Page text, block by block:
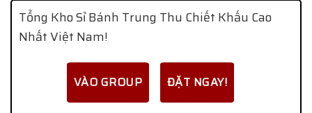
Tổng Kho Sỉ Bánh Trung Thu Chiết Khấu Cao
Nhất Việt Nam!
VÀO GROUP ĐẶT NGAY!